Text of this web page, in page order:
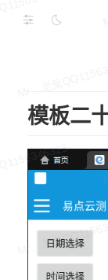
模板二